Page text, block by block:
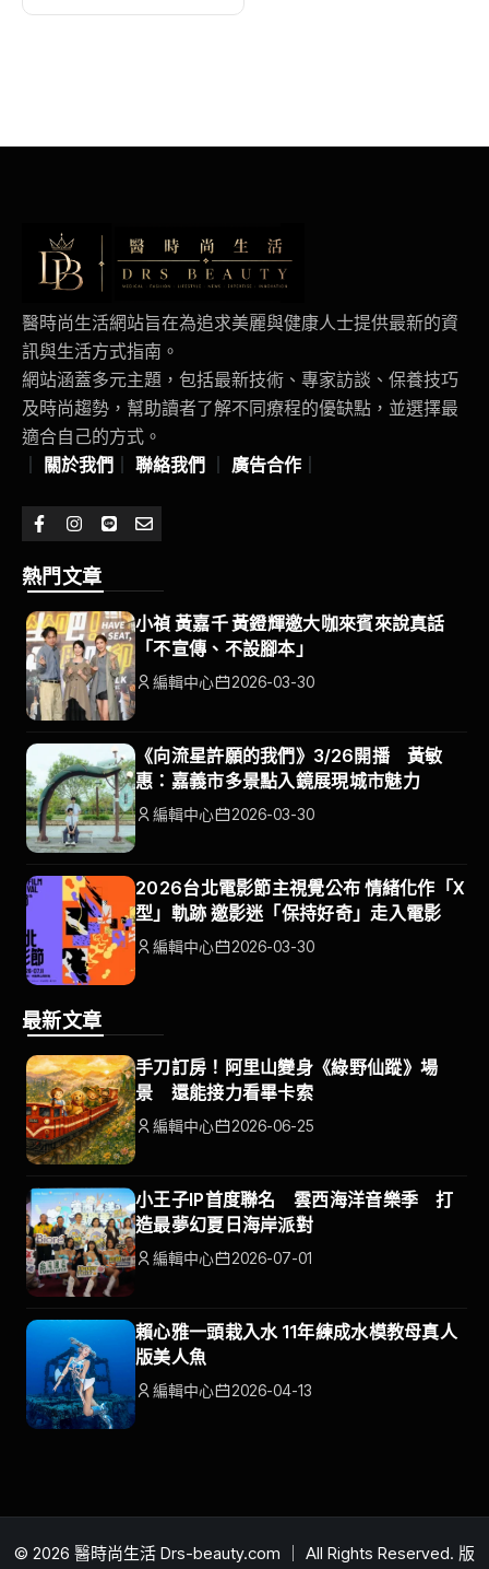
成果
醫時尚生活網站旨在為追求美麗與健康人士提供最新的資
訊與生活方式指南。
網站涵蓋多元主題，包括最新技術、專家訪談、保養技巧
及時尚趨勢，幫助讀者了解不同療程的優缺點，並選擇最
適合自己的方式。
關於我們 聯絡我們 廣告合作
熱門文章
小禎 黃嘉千 黃鐙輝邀大咖來賓來說真話
「不宣傳、不設腳本」
編輯中心 2026-03-30
《向流星許願的我們》3/26開播 黃敏
惠：嘉義市多景點入鏡展現城市魅力
編輯中心 2026-03-30
2026台北電影節主視覺公布 情緒化作「X
型」軌跡 邀影迷「保持好奇」走入電影
編輯中心 2026-03-30
最新文章
手刀訂房！阿里山變身《綠野仙蹤》場
景 還能接力看畢卡索
編輯中心 2026-06-25
小王子IP首度聯名 雲西海洋音樂季 打
造最夢幻夏日海岸派對
編輯中心 2026-07-01
賴心雅一頭栽入水 11年練成水模教母真人
版美人魚
編輯中心 2026-04-13
© 2026 醫時尚生活 Drs-beauty.com ｜ All Rights Reserved. 版